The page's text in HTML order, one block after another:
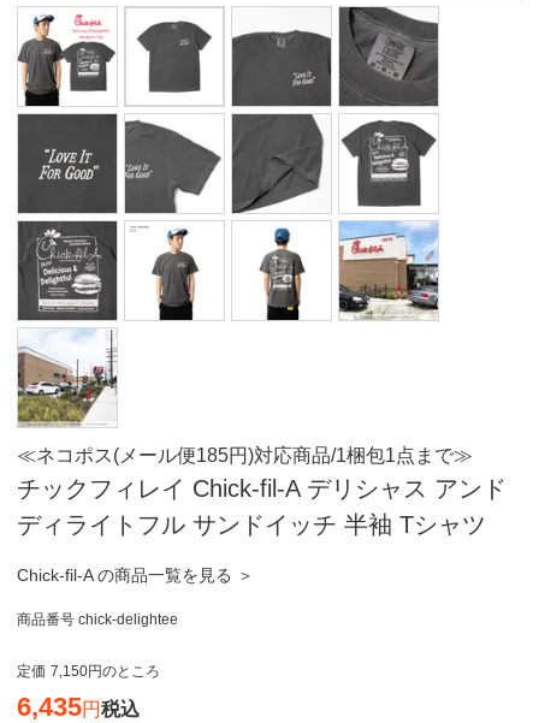
≪ネコポス(メール便185円)対応商品/1梱包1点まで≫
チックフィレイ Chick-fil-A デリシャス アンド
ディライトフル サンドイッチ 半袖 Tシャツ
Chick-fil-A の商品一覧を見る ＞
商品番号 chick-delightee
定価 7,150 のところ
6,435 税込